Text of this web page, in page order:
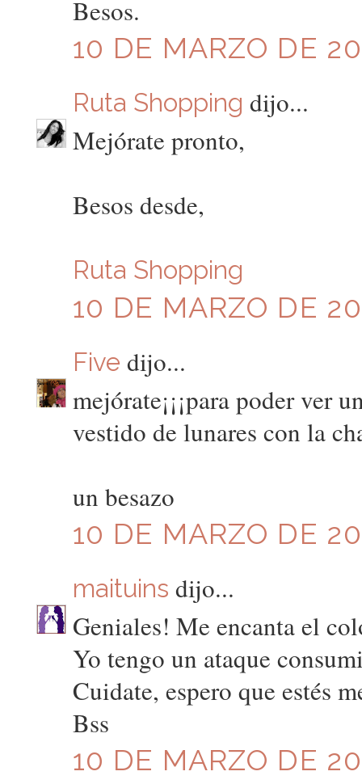
Besos.
10 DE MARZO DE
Ruta Shopping dijo...
Mejórate pronto,
Besos desde,
Ruta Shopping
10 DE MARZO DE
Five dijo...
mejórate¡¡¡para poder ver
vestido de lunares con la
un besazo
10 DE MARZO DE
maituins dijo...
Geniales! Me encanta el
Yo tengo un ataque
Cuidate, espero que estés
Bss
10 DE MARZO DE